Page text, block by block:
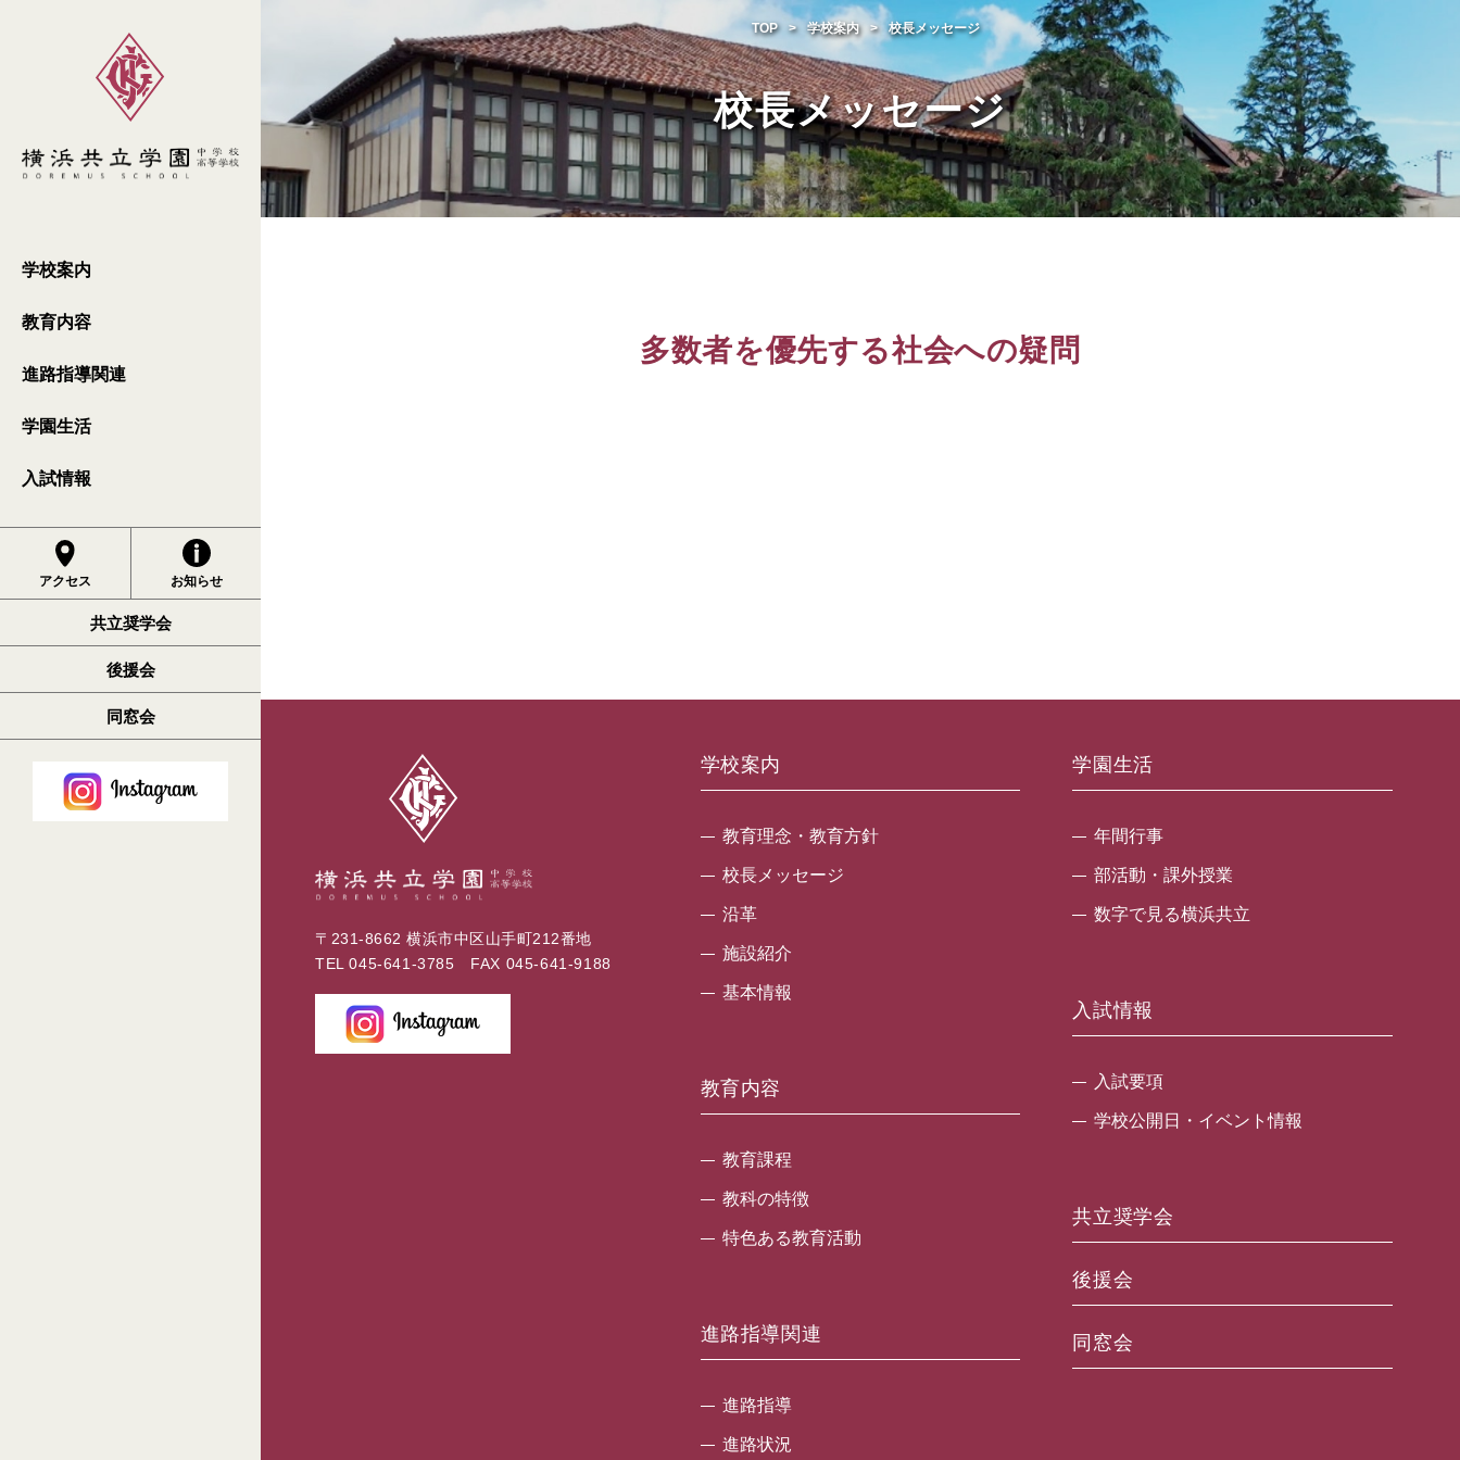
学校案内
教育内容
進路指導関連
学園生活
入試情報
アクセス お知らせ
共立奨学会
後援会
同窓会
TOP 学校案内 校長メッセージ
校長メッセージ
多数者を優先する社会への疑問
〒231-8662 横浜市中区山手町212番地
TEL045-641-3785 FAX 045-641-9188
学校案内
教育理念・教育方針
校長メッセージ
沿革
施設紹介
基本情報
教育内容
教育課程
教科の特徴
特色ある教育活動
進路指導関連
進路指導
進路状況
学園生活
年間行事
部活動・課外授業
数字で見る横浜共立
入試情報
入試要項
学校公開日・イベント情報
共立奨学会
後援会
同窓会